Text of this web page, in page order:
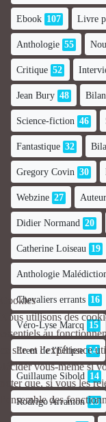
Ebook 107 Livre
Anthologie 55
Critique 52
Jean Bury 48
Science-fiction 46
Fantastique 32
Gregory Covin 30
Webzine 27 Auteur
Didier Normand 20
Catherine Loiseau 19
Anthologie
Chevaliers errants 16
Véro-Lyse Marcq 15
Erem de l'Ellipse 14
Guillaume Sibold 14
Rodrigo Arramon 13
Cookies
Nous utilisons des
essentiels au
ce site et l’expérience
décider vous-même si
noter que, si vous les
l’ensemble des